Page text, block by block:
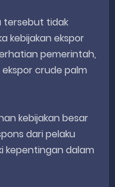
tersebut tidak
kebijakan ekspor
pemerintah,
crude palm
kebijakan besar
dari pelaku
kepentingan dalam